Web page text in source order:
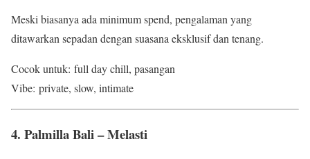
Meski biasanya ada minimum spend, pengalaman yang
ditawarkan sepadan dengan suasana eksklusif dan tenang.
Cocok untuk: full day chill, pasangan
Vibe: private, slow, intimate
4. Palmilla Bali – Melasti